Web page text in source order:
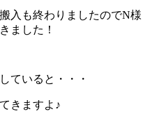
入も終わりましたのでN様
ました！
ていると・・・
きますよ♪